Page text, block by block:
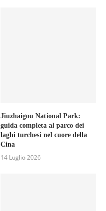
Jiuzhaigou National Park:
guida completa al parco dei
laghi turchesi nel cuore della
Cina
14 Luglio 2026